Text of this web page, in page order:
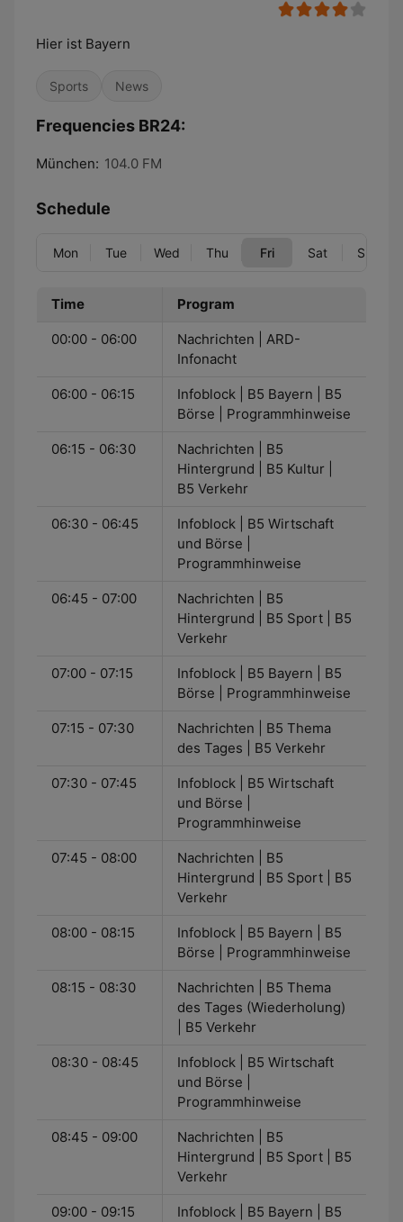
Hier ist Bayern
Sports News
Frequencies BR24:
München: 104.0 FM
Schedule
Mon Tue Wed Thu Fri Sat Sun
Time Program
00:00 - 06:00
Nachrichten | ARD-
Infonacht
06:00 - 06:15
Infoblock | B5 Bayern | B5
Börse | Programmhinweise
06:15 - 06:30
Nachrichten | B5
Hintergrund | B5 Kultur |
B5 Verkehr
06:30 - 06:45
Infoblock | B5 Wirtschaft
und Börse |
Programmhinweise
06:45 - 07:00
Nachrichten | B5
Hintergrund | B5 Sport | B5
Verkehr
07:00 - 07:15
Infoblock | B5 Bayern | B5
Börse | Programmhinweise
07:15 - 07:30
Nachrichten | B5 Thema
des Tages | B5 Verkehr
07:30 - 07:45
Infoblock | B5 Wirtschaft
und Börse |
Programmhinweise
07:45 - 08:00
Nachrichten | B5
Hintergrund | B5 Sport | B5
Verkehr
08:00 - 08:15
Infoblock | B5 Bayern | B5
Börse | Programmhinweise
08:15 - 08:30
Nachrichten | B5 Thema
des Tages (Wiederholung)
| B5 Verkehr
08:30 - 08:45
Infoblock | B5 Wirtschaft
und Börse |
Programmhinweise
08:45 - 09:00
Nachrichten | B5
Hintergrund | B5 Sport | B5
Verkehr
09:00 - 09:15 Infoblock | B5 Bayern | B5